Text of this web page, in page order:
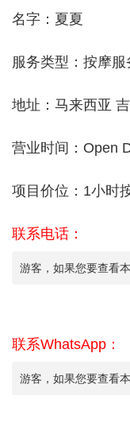
名字：夏夏
服务类型：按摩服
地址：马来西亚
营业时间：Open
项目价位：1小时
联系电话：
游客，如果您要查看
联系WhatsApp：
游客，如果您要查看